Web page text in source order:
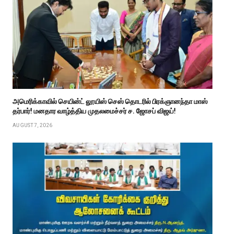
அமெரிக்காவில் செயின்ட் லூயிஸ் செஸ் தொடரில் பிரக்ஞானந்தா மாஸ்
தர்பார்! மனதார வாழ்த்திய முதலமைச்சர் ச. ஜோசப் விஜய்!
AUGUST 7, 2026